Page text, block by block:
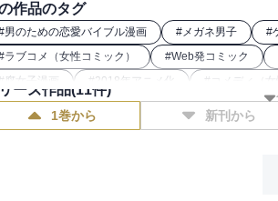
作品のタグ
男のための恋愛バイブル漫画 #メガネ男子 #
ラブコメ（女性コミック） #Web発コミック
# 腐女子漫画 #2018年アニメ化 # コメディ（
社内恋愛（女性コミック）
ーズ作品(11件)
1巻から 新刊から